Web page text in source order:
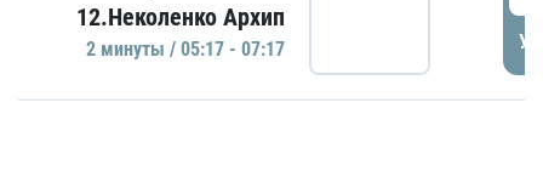
12.Неколенко Архип
2 минуты / 05:17 - 07:17